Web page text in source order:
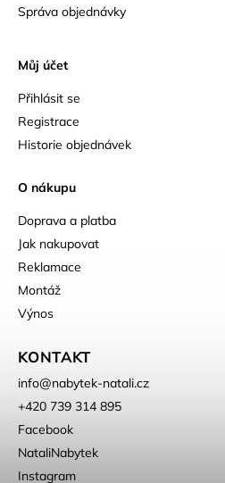
Správa objednávky
Můj účet
Přihlásit se
Registrace
Historie objednávek
O nákupu
Doprava a platba
Jak nakupovat
Reklamace
Montáž
Výnos
KONTAKT
info@nabytek-natali.cz
+420 739 314 895
Facebook
NataliNabytek
Instagram